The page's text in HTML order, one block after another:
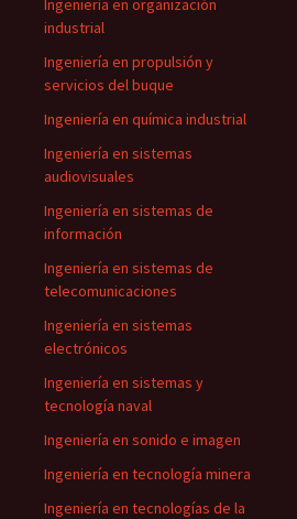
Ingeniería en organización
industrial
Ingeniería en propulsión y
servicios del buque
Ingeniería en química industrial
Ingeniería en sistemas
audiovisuales
Ingeniería en sistemas de
información
Ingeniería en sistemas de
telecomunicaciones
Ingeniería en sistemas
electrónicos
Ingeniería en sistemas y
tecnología naval
Ingeniería en sonido e imagen
Ingeniería en tecnología minera
Ingeniería en tecnologías de la